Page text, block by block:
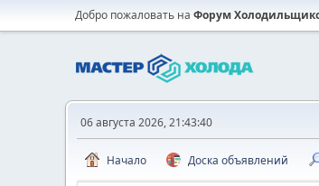
Добро пожаловать на Форум
06 августа 2026, 21:43:40
Начало Доска объявлений